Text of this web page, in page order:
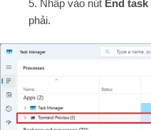
5. Nhấp vào nút End task
phải.